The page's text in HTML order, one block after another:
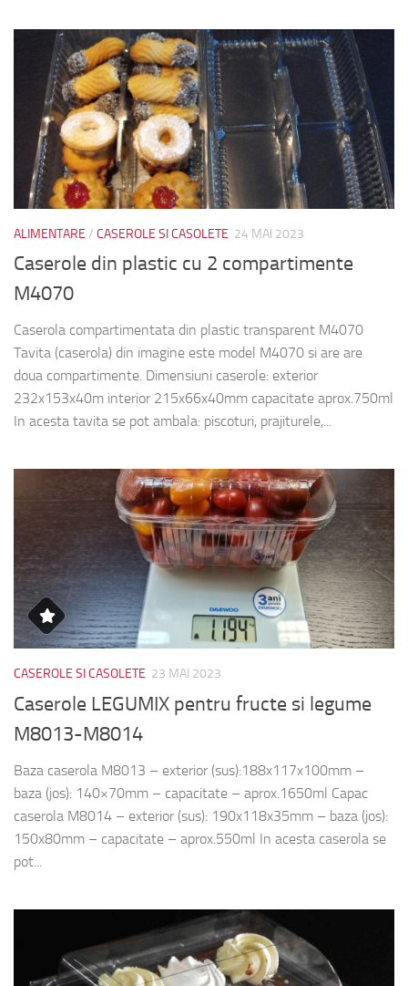
ALIMENTARE / CASEROLE SI CASOLETE 24 MAI 2023
Caserole din plastic cu 2 compartimente
M4070
Caserola compartimentata din plastic transparent M4070
Tavita (caserola) din imagine este model M4070 si are are
doua compartimente. Dimensiuni caserole: exterior
232x153x40m interior 215x66x40mm capacitate aprox.750ml
In acesta tavita se pot ambala: piscoturi, prajiturele,...
CASEROLE SI CASOLETE 23 MAI 2023
Caserole LEGUMIX pentru fructe si legume
M8013-M8014
Baza caserola M8013 – exterior (sus):188x117x100mm –
baza (jos): 140×70mm – capacitate – aprox.1650ml Capac
caserola M8014 – exterior (sus): 190x118x35mm – baza (jos):
150x80mm – capacitate – aprox.550ml In acesta caserola se
pot...